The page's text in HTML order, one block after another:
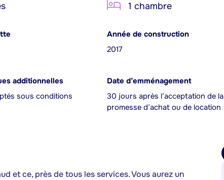
1 chambre
Année de construction
2017
additionnelles
sous conditions
Date d’emménagement
30 jours après l’acceptation de la
promesse d’achat ou de location
et ce, près de tous les services. Vous aurez un